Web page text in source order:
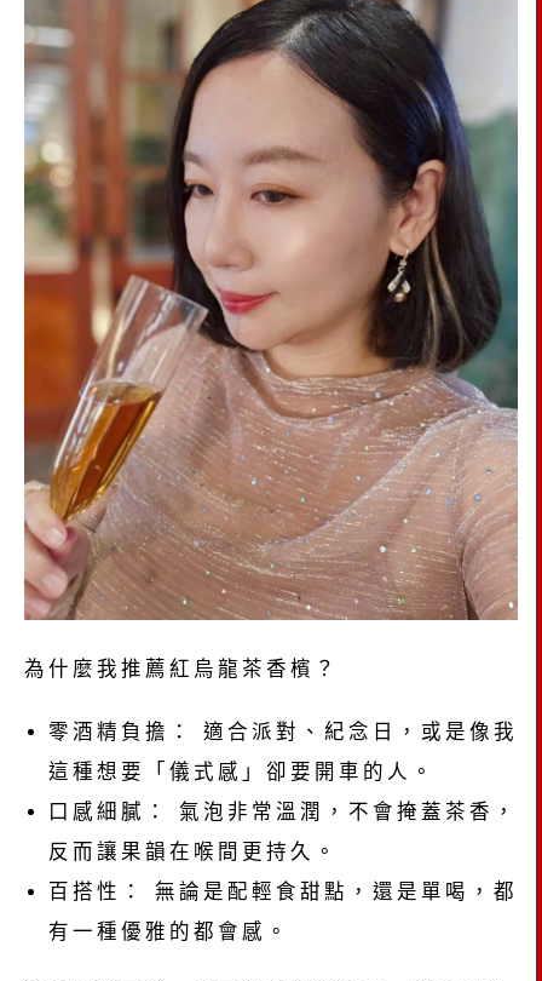
為什麼我推薦紅烏龍茶香檳？
零酒精負擔： 適合派對、紀念日，或是像我
這種想要「儀式感」卻要開車的人。
口感細膩： 氣泡非常溫潤，不會掩蓋茶香，
反而讓果韻在喉間更持久。
百搭性： 無論是配輕食甜點，還是單喝，都
有一種優雅的都會感。